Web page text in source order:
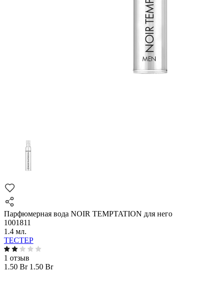
Парфюмерная вода NOIR TEMPTATION для него
1001811
1.4 мл.
ТЕСТЕР
1 отзыв
1.50 Br 1.50 Br